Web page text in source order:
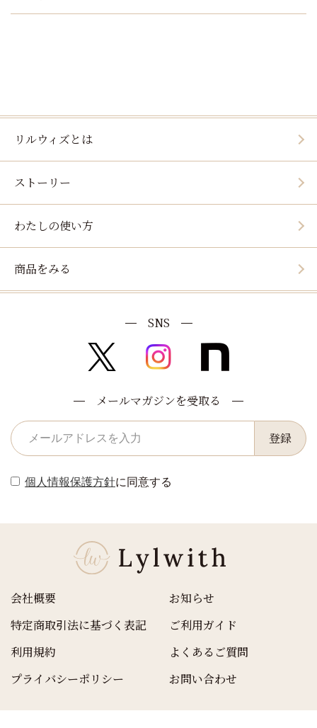
リルウィズとは
ストーリー
わたしの使い方
商品をみる
会社概要
特定商取引法に基づく表記
利用規約
プライバシーポリシー
お知らせ
ご利用ガイド
よくあるご質問
お問い合わせ
SNS
メールマガジンを受取る
登録
個人情報保護方針に同意する